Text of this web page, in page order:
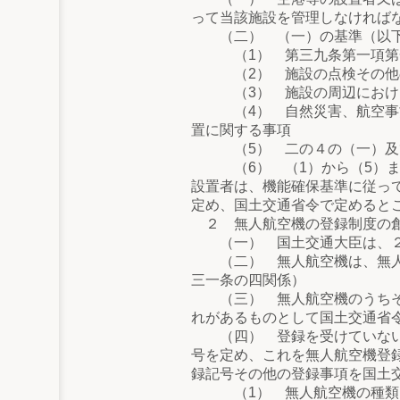
って当該施設を管理しなければ
（二） （一）の基準（以下
（1） 第三九条第一項第一
（2） 施設の点検その他の
（3） 施設の周辺における無
（4） 自然災害、航空事故、
置に関する事項
（5） 二の４の（一）及び
（6） （1）から（5）まで
設置者は、機能確保基準に従っ
定め、国土交通省令で定めると
２ 無人航空機の登録制度の
（一） 国土交通大臣は、２
（二） 無人航空機は、無人
三一条の四関係）
（三） 無人航空機のうちそ
れがあるものとして国土交通省
（四） 登録を受けていない
号を定め、これを無人航空機登
録記号その他の登録事項を国土
（1） 無人航空機の種類